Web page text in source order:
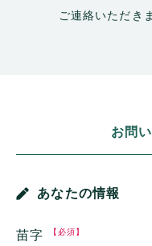
ご連絡いただき
お問
あなたの情報
苗字 【必須】